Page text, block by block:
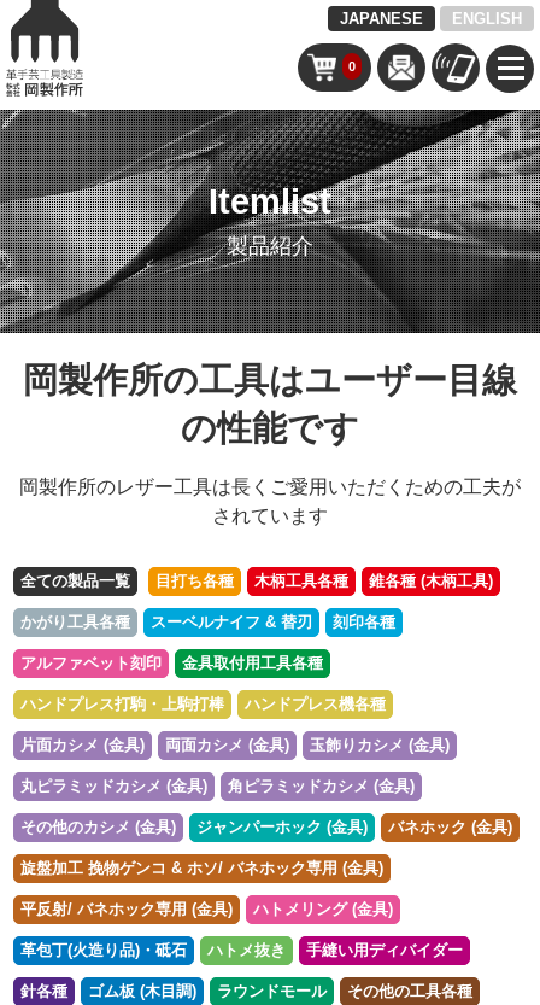
JAPANESE ENGLISH
0
Itemlist
製品紹介
岡製作所の工具はユーザー目線
の性能です
岡製作所のレザー工具は長くご愛用いただくための工夫が
されています
全ての製品一覧 目打ち各種 木柄工具各種 錐各種 (木柄工具)
かがり工具各種 スーベルナイフ & 替刃 刻印各種
アルファベット刻印 金具取付用工具各種
ハンドプレス打駒・上駒打棒 ハンドプレス機各種
片面カシメ (金具) 両面カシメ (金具) 玉飾りカシメ (金具)
丸ピラミッドカシメ (金具) 角ピラミッドカシメ (金具)
その他のカシメ (金具) ジャンパーホック (金具) バネホック (金具)
旋盤加工 挽物ゲンコ & ホソ/ バネホック専用 (金具)
平反射/ バネホック専用 (金具) ハトメリング (金具)
革包丁(火造り品)・砥石 ハトメ抜き 手縫い用ディバイダー
針各種 ゴム板 (木目調) ラウンドモール その他の工具各種